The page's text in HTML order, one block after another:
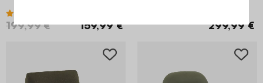
199,99 € 159,99 € 299,99 €